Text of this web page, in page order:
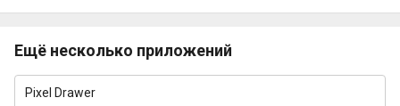
Ещё несколько приложений
Pixel Drawer